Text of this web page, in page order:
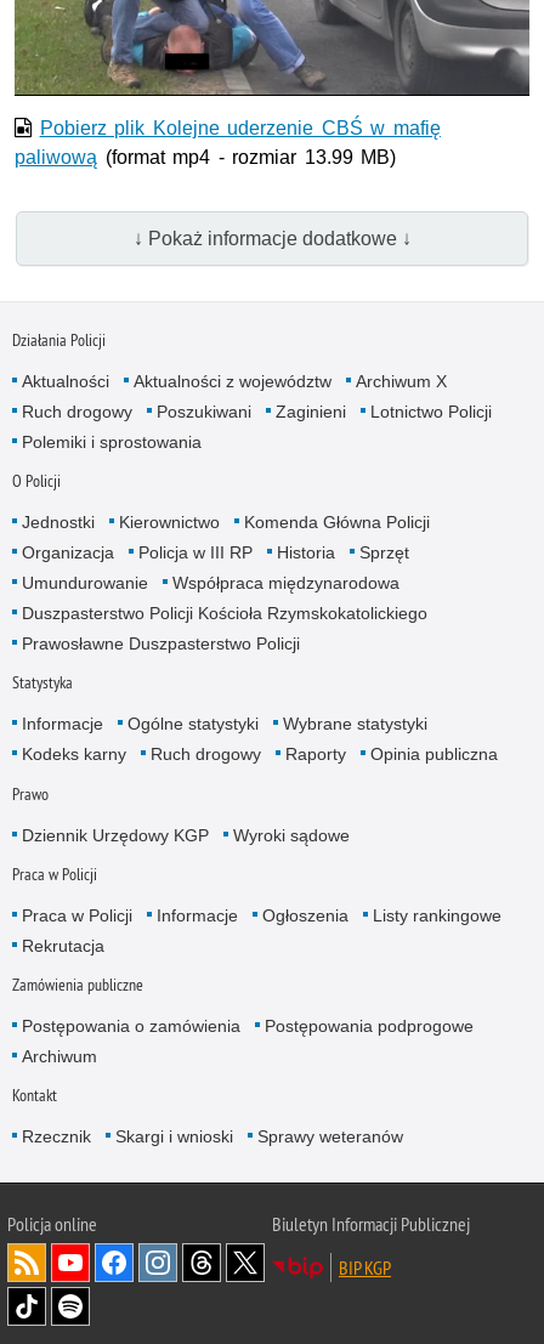
wideo
Pobierz plik Kolejne uderzenie CBŚ w mafię
paliwową (format mp4 - rozmiar 13.99 MB)
↓ Pokaż informacje dodatkowe ↓
Działania Policji
Aktualności Aktualności z województw
Archiwum X
Ruch drogowy
Poszukiwani Zaginieni
Lotnictwo Policji
Polemiki i sprostowania
O Policji
Jednostki Kierownictwo
Komenda Główna Policji
Organizacja
Policja w III RP Historia
Sprzęt
Umundurowanie
Współpraca międzynarodowa
Duszpasterstwo Policji Kościoła Rzymskokatolickiego
Prawosławne Duszpasterstwo Policji
Statystyka
Informacje Ogólne statystyki
Wybrane statystyki
Kodeks karny
Ruch drogowy Raporty Opinia publiczna
Prawo
Dziennik Urzędowy KGP Wyroki sądowe
Praca w Policji
Praca w Policji Informacje Ogłoszenia
Listy rankingowe
Rekrutacja
Zamówienia publiczne
Postępowania o zamówienia
Postępowania podprogowe
Archiwum
Kontakt
Rzecznik Skargi i wnioski Sprawy weteranów
Policjaonline
Biuletyn Informacji Publicznej
BIP KGP